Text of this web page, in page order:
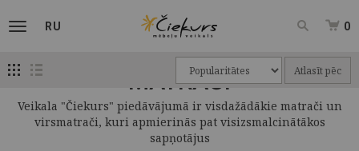
RU 0
MATRAČI
Veikala "Čiekurs" piedāvājumā ir visdažādākie matrači un
virsmatrači, kuri apmierinās pat visizsmalcinātākos
sapņotājus
Atlasīt pēc